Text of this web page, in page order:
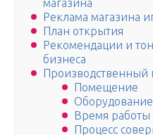
магазина
Реклама магазина
План открытия
Рекомендации и
бизнеса
Производственный
Помещение
Оборудование
Время работы
Процесс